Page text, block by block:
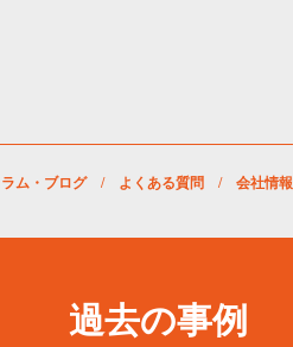
ム・ブログ/ よくある質問 / 会社情報
過去の事例